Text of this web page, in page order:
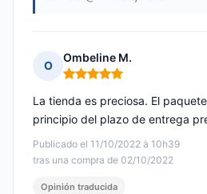
O
Ombeline M.
Nota: 5 de 5
Publicado el 11/10/2022 à 10h39
tras una compra de 02/10/2022
La tienda es preciosa. El
principio del plazo de entrega
Opinión traducida